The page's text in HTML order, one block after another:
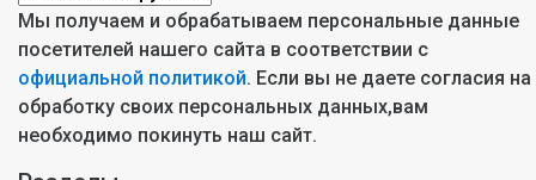
Мы получаем и обрабатываем персональные данные
посетителей нашего сайта в соответствии с
официальной политикой. Если вы не даете согласия на
обработку своих персональных данных,вам
необходимо покинуть наш сайт.